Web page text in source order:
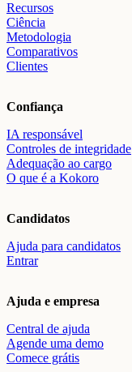
Recursos
Ciência
Metodologia
Comparativos
Clientes
Confiança
IA responsável
Controles de integridade
Adequação ao cargo
O que é a Kokoro
Candidatos
Ajuda para candidatos
Entrar
Ajuda e empresa
Central de ajuda
Agende uma demo
Comece grátis